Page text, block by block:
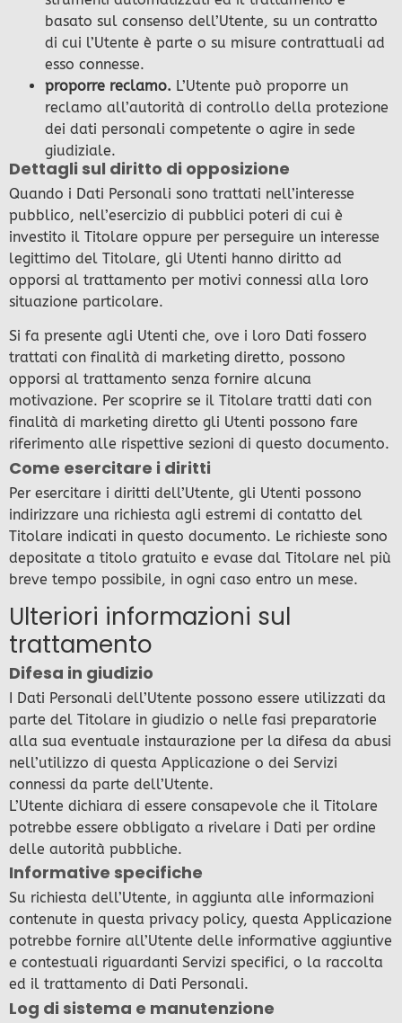
basato sul consenso dell’Utente, su un contratto
di cui l’Utente è parte o su misure contrattuali ad
esso connesse.
proporre reclamo. L’Utente può proporre un
reclamo all’autorità di controllo della protezione
dei dati personali competente o agire in sede
giudiziale.
Dettagli sul diritto di opposizione
Quando i Dati Personali sono trattati nell’interesse
pubblico, nell’esercizio di pubblici poteri di cui è
investito il Titolare oppure per perseguire un interesse
legittimo del Titolare, gli Utenti hanno diritto ad
opporsi al trattamento per motivi connessi alla loro
situazione particolare.
Si fa presente agli Utenti che, ove i loro Dati fossero
trattati con finalità di marketing diretto, possono
opporsi al trattamento senza fornire alcuna
motivazione. Per scoprire se il Titolare tratti dati con
finalità di marketing diretto gli Utenti possono fare
riferimento alle rispettive sezioni di questo documento.
Come esercitare i diritti
Per esercitare i diritti dell’Utente, gli Utenti possono
indirizzare una richiesta agli estremi di contatto del
Titolare indicati in questo documento. Le richieste sono
depositate a titolo gratuito e evase dal Titolare nel più
breve tempo possibile, in ogni caso entro un mese.
Ulteriori informazioni sul
trattamento
Difesa in giudizio
I Dati Personali dell’Utente possono essere utilizzati da
parte del Titolare in giudizio o nelle fasi preparatorie
alla sua eventuale instaurazione per la difesa da abusi
nell’utilizzo di questa Applicazione o dei Servizi
connessi da parte dell’Utente.
L’Utente dichiara di essere consapevole che il Titolare
potrebbe essere obbligato a rivelare i Dati per ordine
delle autorità pubbliche.
Informative specifiche
Su richiesta dell’Utente, in aggiunta alle informazioni
contenute in questa privacy policy, questa Applicazione
potrebbe fornire all’Utente delle informative aggiuntive
e contestuali riguardanti Servizi specifici, o la raccolta
ed il trattamento di Dati Personali.
Log di sistema e manutenzione